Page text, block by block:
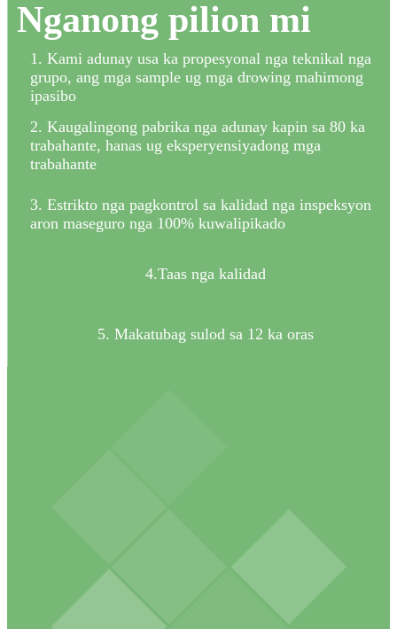
Nganong pilion mi
1. Kami adunay usa ka propesyonal nga teknikal nga
grupo, ang mga sample ug mga drowing mahimong
ipasibo
2. Kaugalingong pabrika nga adunay kapin sa 80 ka
trabahante, hanas ug eksperyensiyadong mga
trabahante
3. Estrikto nga pagkontrol sa kalidad nga inspeksyon
aron maseguro nga 100% kuwalipikado
4.Taas nga kalidad
5. Makatubag sulod sa 12 ka oras